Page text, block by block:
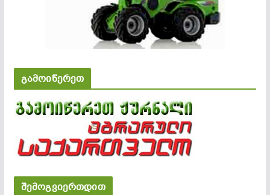
გამოიწერეთ
შემოგვიერთდით